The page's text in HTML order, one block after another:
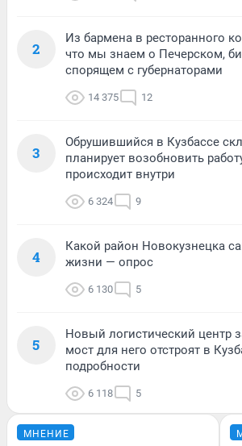
2
Из бармена в ресторанного
что мы знаем о Печерском,
спорящем с губернаторами
14 375 12
3
Обрушившийся в Кузбассе
планирует возобновить
происходит внутри
6 324 9
4
Какой район Новокузнецка
жизни — опрос
6 130 5
5
Новый логистический центр
мост для него отстроят в
подробности
6 118 5
МНЕНИЕ